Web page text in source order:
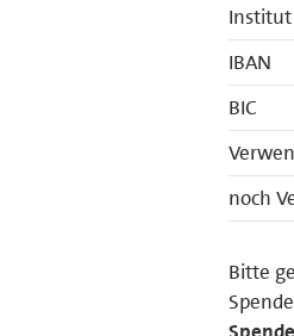
Institut
IBAN
BIC
noch
Bitte